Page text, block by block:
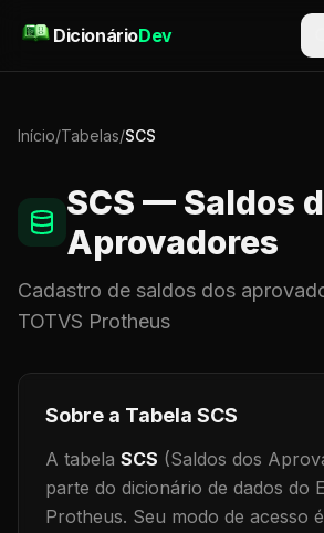
DicionárioDev
Início/Tabelas/SCS
SCS — Saldos
Aprovadores
Cadastro de saldos dos
TOTVS Protheus
Sobre a Tabela SCS
A tabela SCS (Saldos dos
parte do dicionário de dados do
Protheus. Seu modo de acesso é